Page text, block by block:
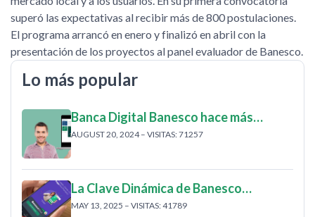
superó las expectativas al recibir más de 800 postulaciones.
El programa arrancó en enero y finalizó en abril con la
presentación de los proyectos al panel evaluador de Banesco.
Lo más popular
Banca Digital Banesco hace más…
AUGUST 20, 2024 – VISITAS: 71257
La Clave Dinámica de Banesco…
MAY 13, 2025 – VISITAS: 41789